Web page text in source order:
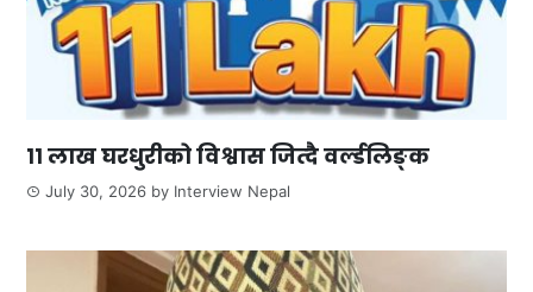
११ लाख घरधुरीको विश्वास जित्दै वर्ल्डलिङ्क
July 30, 2026 by Interview Nepal